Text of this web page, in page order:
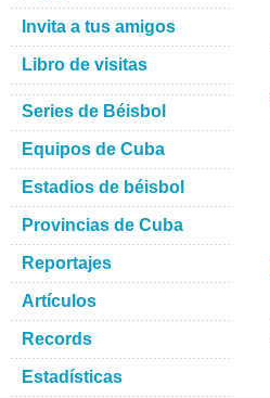
Invita a tus amigos
Libro de visitas
Series de Béisbol
Equipos de Cuba
Estadios de béisbol
Provincias de Cuba
Reportajes
Artículos
Records
Estadísticas